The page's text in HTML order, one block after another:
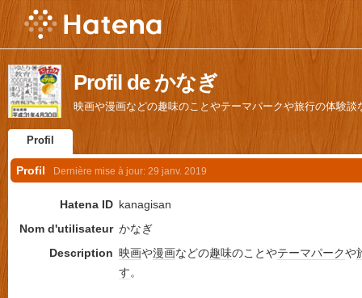
Profil de かなぎ
映画や漫画などの趣味のことやテーマパークや旅行の体験談
Profil
Profil Dernière mise à jour: 29 janv. 2019
Hatena ID kanagisan
Nom d'utilisateur かなぎ
Description 映画や漫画などの趣味のことやテーマパークや
す。